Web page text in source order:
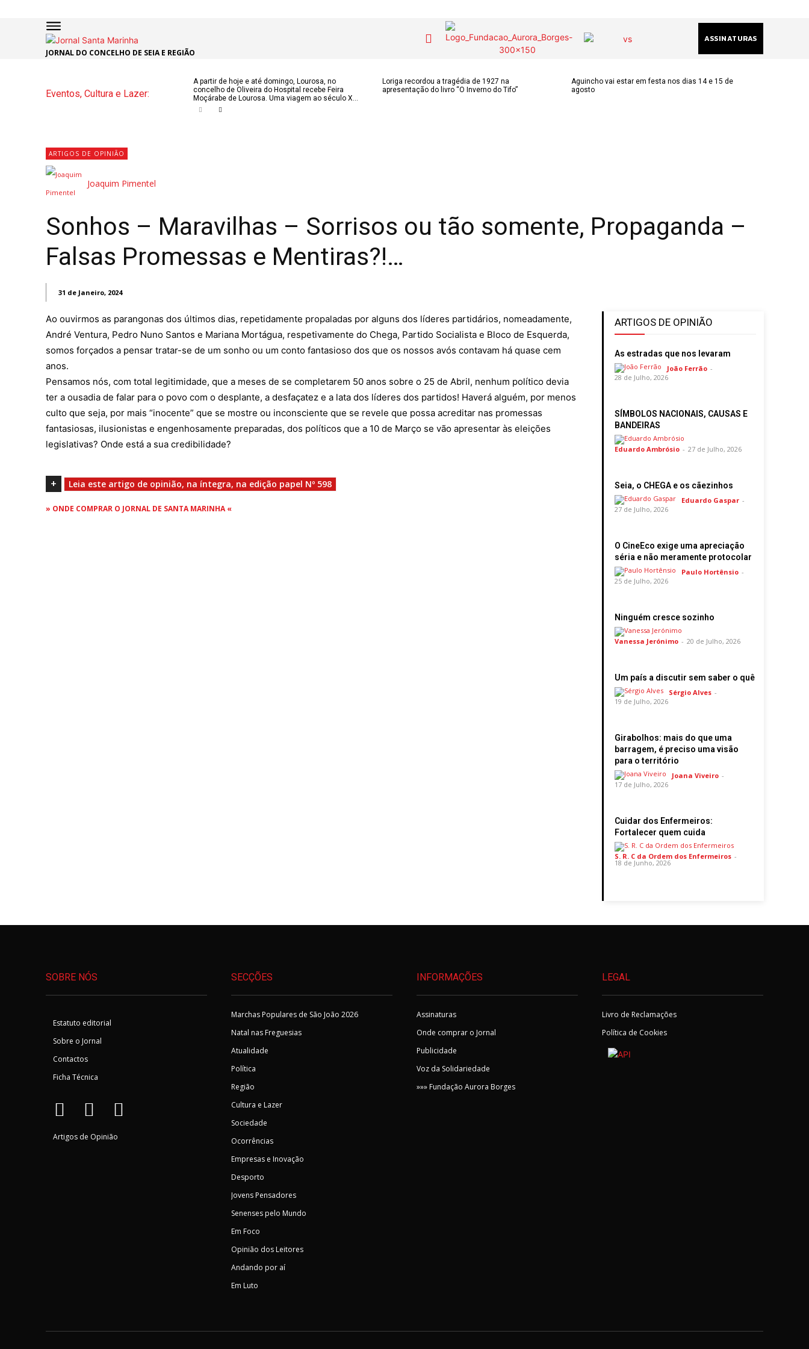
ÚLTIMAS
NOTÍCIAS
DE SÃO JOÃO 2026
NATAL NAS FREGUESIAS
ATUALIDADE
SOCIEDADE
OCORRÊNCIAS
DESPORTO
JOVENS PENSADORES
SENENSES PELO
MUNDO
EM LUTO
COLUNISTAS do
»»» Fundação Aurora
Borges
em Seia
Contactos
JORNAL DO CONCELHO DE SEIA E REGIÃO
ASSINATURAS
Eventos, Cultura e Lazer:
A partir de hoje e até domingo, Lourosa, no
concelho de Oliveira do Hospital recebe Feira
Moçárabe de Lourosa. Uma viagem ao século X...
Loriga recordou a tragédia de 1927 na
apresentação do livro “O Inverno do Tifo”
Aguincho vai estar em festa nos dias 14 e 15 de
agosto
ARTIGOS DE OPINIÃO
Joaquim Pimentel
Sonhos – Maravilhas – Sorrisos ou tão somente, Propaganda –
Falsas Promessas e Mentiras?!…
31 de Janeiro, 2024
Ao ouvirmos as parangonas dos últimos dias, repetidamente propaladas por alguns dos líderes partidários, nomeadamente,
André Ventura, Pedro Nuno Santos e Mariana Mortágua, respetivamente do Chega, Partido Socialista e Bloco de Esquerda,
somos forçados a pensar tratar-se de um sonho ou um conto fantasioso dos que os nossos avós contavam há quase cem
anos.
Pensamos nós, com total legitimidade, que a meses de se completarem 50 anos sobre o 25 de Abril, nenhum político devia
ter a ousadia de falar para o povo com o desplante, a desfaçatez e a lata dos líderes dos partidos! Haverá alguém, por menos
culto que seja, por mais “inocente” que se mostre ou inconsciente que se revele que possa acreditar nas promessas
fantasiosas, ilusionistas e engenhosamente preparadas, dos políticos que a 10 de Março se vão apresentar às eleições
legislativas? Onde está a sua credibilidade?
+ Leia este artigo de opinião, na íntegra, na edição papel Nº 598
» ONDE COMPRAR O JORNAL DE SANTA MARINHA «
ARTIGOS DE OPINIÃO
As estradas que nos levaram
João Ferrão -
28 de Julho, 2026
SÍMBOLOS NACIONAIS, CAUSAS E
BANDEIRAS
Eduardo Ambrósio - 27 de Julho, 2026
Seia, o CHEGA e os cãezinhos
Eduardo Gaspar -
27 de Julho, 2026
O CineEco exige uma apreciação
séria e não meramente protocolar
Paulo Hortênsio -
25 de Julho, 2026
Ninguém cresce sozinho
Vanessa Jerónimo - 20 de Julho, 2026
Um país a discutir sem saber o quê
Sérgio Alves -
19 de Julho, 2026
Girabolhos: mais do que uma
barragem, é preciso uma visão
para o território
Joana Viveiro -
17 de Julho, 2026
Cuidar dos Enfermeiros:
Fortalecer quem cuida
S. R. C da Ordem dos Enfermeiros -
18 de Junho, 2026
SOBRE NÓS
Estatuto editorial
Sobre o Jornal
Contactos
Ficha Técnica
Artigos de Opinião
SECÇÕES
Marchas Populares de São João 2026
Natal nas Freguesias
Atualidade
Política
Região
Cultura e Lazer
Sociedade
Ocorrências
Empresas e Inovação
Desporto
Jovens Pensadores
Senenses pelo Mundo
Em Foco
Opinião dos Leitores
Andando por aí
Em Luto
INFORMAÇÕES
Assinaturas
Onde comprar o Jornal
Publicidade
Voz da Solidariedade
»»» Fundação Aurora Borges
LEGAL
Livro de Reclamações
Política de Cookies